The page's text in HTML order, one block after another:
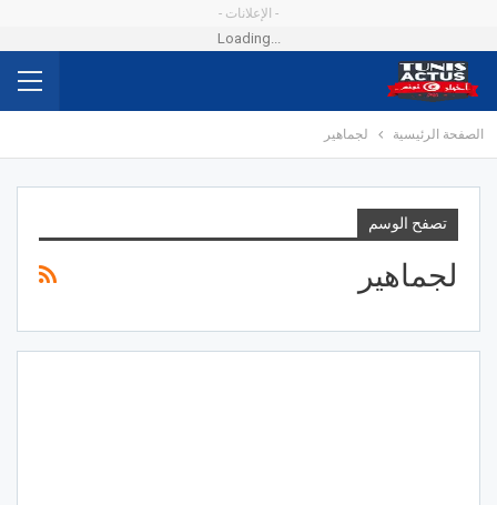
- الإعلانات -
Loading...
الصفحة الرئيسية لجماهير
تصفح الوسم
لجماهير